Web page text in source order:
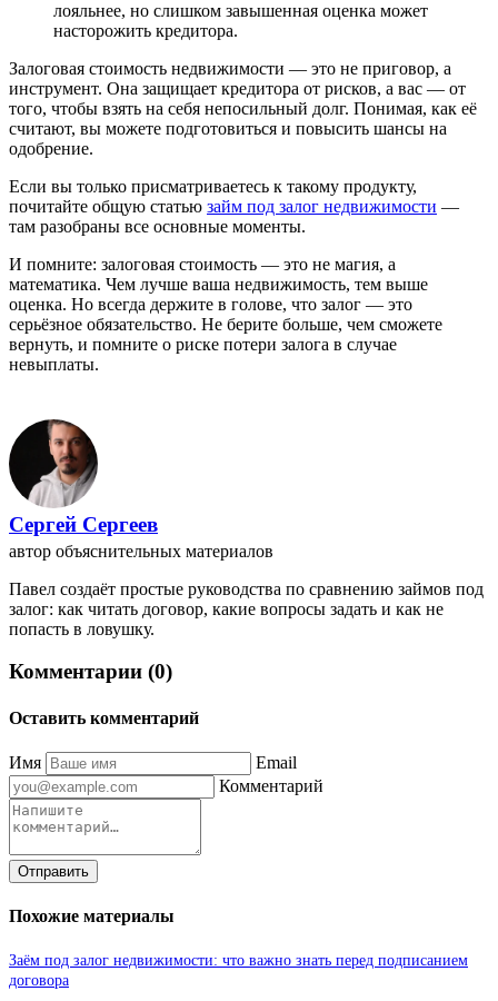
лояльнее, но слишком завышенная оценка может
насторожить кредитора.
Залоговая стоимость недвижимости — это не приговор, а
инструмент. Она защищает кредитора от рисков, а вас — от
того, чтобы взять на себя непосильный долг. Понимая, как её
считают, вы можете подготовиться и повысить шансы на
одобрение.
Если вы только присматриваетесь к такому продукту,
почитайте общую статью займ под залог недвижимости —
там разобраны все основные моменты.
И помните: залоговая стоимость — это не магия, а
математика. Чем лучше ваша недвижимость, тем выше
оценка. Но всегда держите в голове, что залог — это
серьёзное обязательство. Не берите больше, чем сможете
вернуть, и помните о риске потери залога в случае
невыплаты.
Сергей Сергеев
автор объяснительных материалов
Павел создаёт простые руководства по сравнению займов под
залог: как читать договор, какие вопросы задать и как не
попасть в ловушку.
Комментарии (0)
Оставить комментарий
Имя
Email
Комментарий
Отправить
Похожие материалы
Заём под залог недвижимости: что важно знать перед подписанием
договора